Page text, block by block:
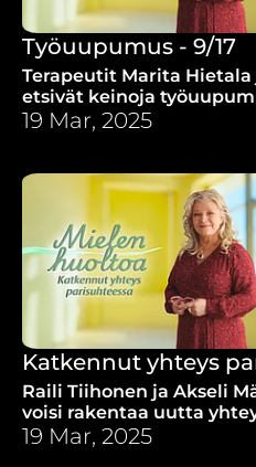
Työuupumus - 9/17
Terapeutit Marita Hietala
etsivät keinoja
ylisuorittamisesta pääsisi
asettamiseen.
19 Mar, 2025
Katkennut yhteys
Raili Tiihonen ja Akseli
voisi rakentaa uutta
koetuista pettymyksistä
huolimatta.
19 Mar, 2025